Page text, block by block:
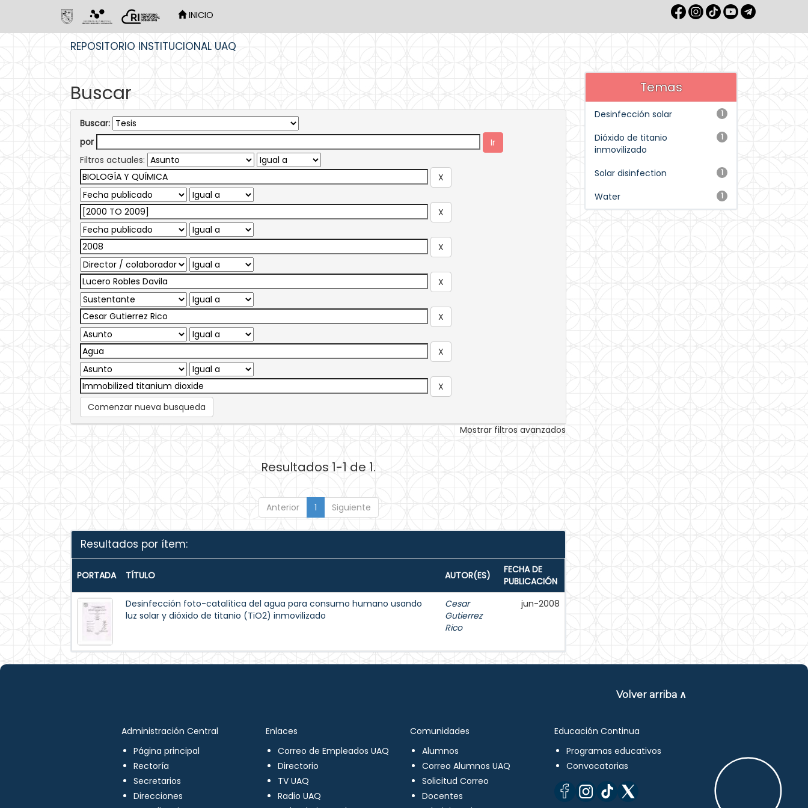
INICIO
REPOSITORIO INSTITUCIONAL UAQ
Buscar
Buscar:
por
Filtros actuales:
Comenzar nueva busqueda
Mostrar filtros avanzados
Resultados 1-1 de 1.
Anterior 1 Siguiente
Resultados por ítem:
PORTADA TÍTULO AUTOR(ES)
FECHA DE
PUBLICACIÓN
Desinfección foto-catalítica del agua para consumo humano usando
luz solar y dióxido de titanio (TiO2) inmovilizado
Cesar
Gutierrez
Rico
jun-2008
Temas
1
Desinfección solar
1
Dióxido de titanio
inmovilizado
1
Solar disinfection
1
Water
Volver arriba ∧
Administración Central
Página principal
Rectoría
Secretarios
Direcciones
Enlaces
Correo de Empleados UAQ
Directorio
TV UAQ
Radio UAQ
Comunidades
Alumnos
Correo Alumnos UAQ
Solicitud Correo
Docentes
Educación Continua
Programas educativos
Convocatorias